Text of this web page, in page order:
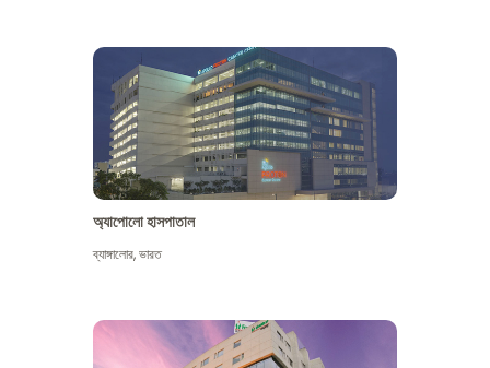
অ্যাপোলো হাসপাতাল
ব্যাঙ্গালোর,ভারত